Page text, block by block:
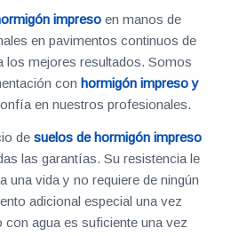
impreso en manos de
en pavimentos continuos de
los mejores resultados. Somos
conhormigón impreso y
en nuestros profesionales.
desuelos de hormigón impreso
las garantías. Su resistencia le
una vida y no requiere de ningún
adicional especial una vez
con agua es suficiente una vez